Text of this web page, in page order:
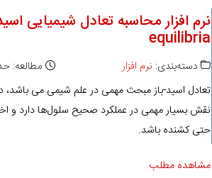
equilibria
دسته‌بندی: نرم افزار مطالعه: حدود
تعادل اسید-باز مبحث مهمی در علم شیمی می باشد،
نقش بسیار مهمی در عملکرد صحیح سلول‌ها دارد و
حتی کشنده باشد.
مشاهده مطلب